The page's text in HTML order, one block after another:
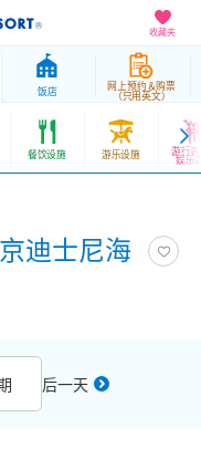
收藏夹
饭店 网上预约＆购票
（只用英文）
餐饮设施 游乐设施 游行
娱乐
迪士尼海
后一天